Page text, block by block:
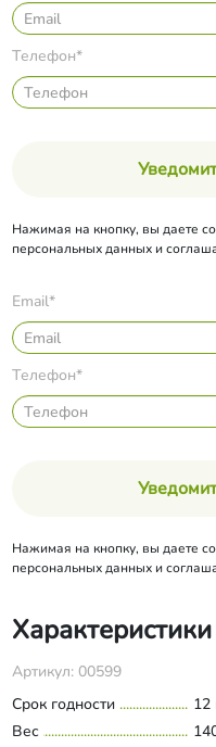
Телефон*
Нажимая на кнопку, вы даете
персональных данных и
Email*
Телефон*
Нажимая на кнопку, вы даете
персональных данных и
Характеристики
Артикул: 00599
Срок годности
12
Вес